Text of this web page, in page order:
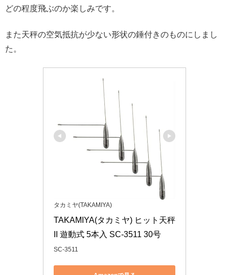
どの程度飛ぶのか楽しみです。
また天秤の空気抵抗が少ない形状の錘付きのものにしまし
た。
タカミヤ(TAKAMIYA)
TAKAMIYA(タカミヤ) ヒット天秤
II 遊動式 5本入 SC-3511 30号
SC-3511